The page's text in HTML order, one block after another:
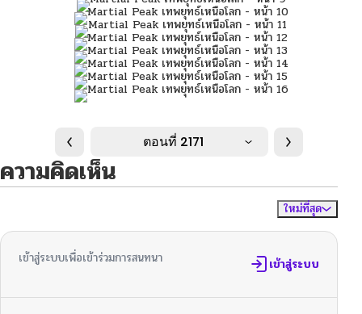
ตอนที่ 2171
ความคิดเห็น
ใหม่ที่สุด
เข้าสู่ระบบเพื่อเข้าร่วมการสนทนา เข้าสู่ระบบ